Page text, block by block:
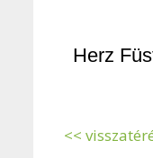
Herz
<<